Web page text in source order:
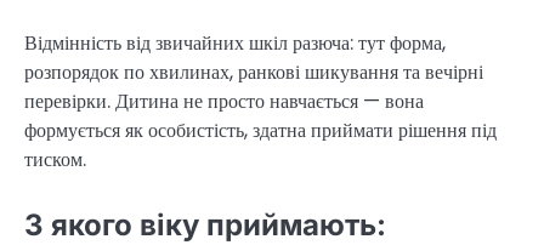
Відмінність від звичайних шкіл разюча: тут форма,
розпорядок по хвилинах, ранкові шикування та вечірні
перевірки. Дитина не просто навчається — вона
формується як особистість, здатна приймати рішення під
тиском.
З якого віку приймають: